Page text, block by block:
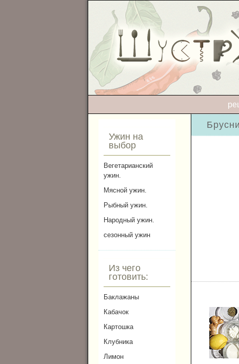
Ужин на
выбор
Вегетарианский
ужин.
Мясной ужин.
Рыбный ужин.
Народный ужин.
сезонный ужин
Из чего
готовить:
Баклажаны
Кабачок
Картошка
Клубника
Лимон